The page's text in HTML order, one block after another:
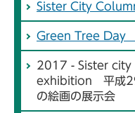
Sister City
Green Tree Day
2017 - Sister
exhibition 平成29
の絵画の展示会